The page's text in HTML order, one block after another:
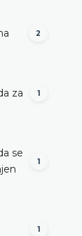
2
za
1
se
1
1